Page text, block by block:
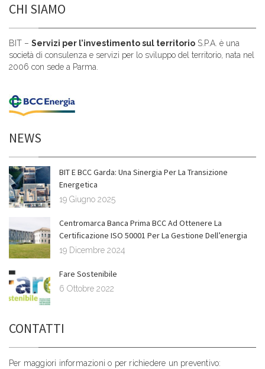
CHI SIAMO
BIT – Servizi per l’investimento sul territorio S.P.A. è una
società di consulenza e servizi per lo sviluppo del territorio, nata nel
2006 con sede a Parma.
NEWS
BIT E BCC Garda: Una Sinergia Per La Transizione
Energetica
19 Giugno 2025
Centromarca Banca Prima BCC Ad Ottenere La
Certificazione ISO 50001 Per La Gestione Dell’energia
19 Dicembre 2024
Fare Sostenibile
6 Ottobre 2022
CONTATTI
Per maggiori informazioni o per richiedere un preventivo: